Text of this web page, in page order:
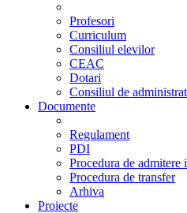
Profesori
Curriculum
Consiliul elevilor
CEAC
Dotari
Consiliul de
Documente
Regulament
PDI
Procedura de admitere
Procedura de transfer
Arhiva
Proiecte